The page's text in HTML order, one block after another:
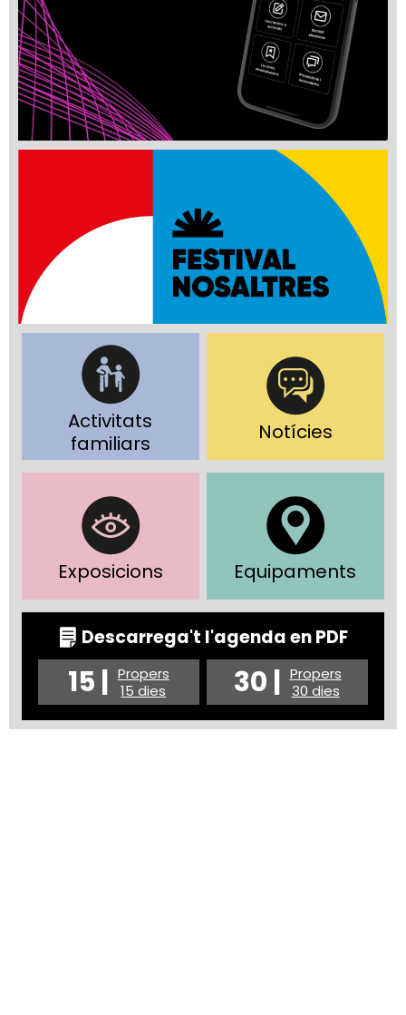
Activitats
familiars
Notícies
Exposicions Equipaments
Descarrega't l'agenda en PDF
15 | Propers
15 dies
30 | Propers
30 dies